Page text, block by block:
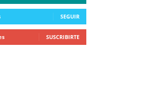
SEGUIR
SUSCRIBIRTE